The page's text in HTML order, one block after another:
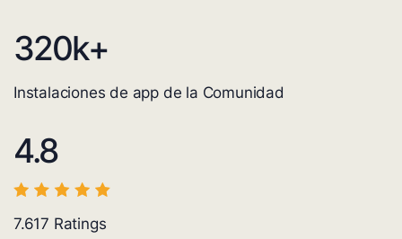
320k+
Instalaciones de app de la Comunidad
4.8
7.617 Ratings